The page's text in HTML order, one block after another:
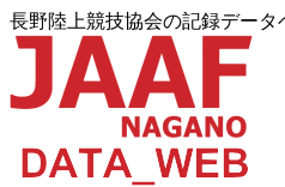
長野陸上競技協会の記録デー